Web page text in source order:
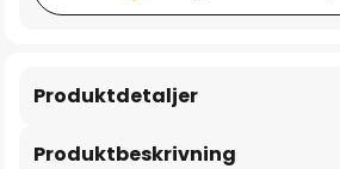
Produktbeskrivning
Produktdetaljer